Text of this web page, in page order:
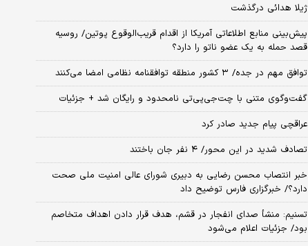
ژیلا هدائی درگذشت
پیش‌بینی منابع اطلاعاتی آمریکا از اقدام قریب‌الوقوع پوتین/ روسیه
قصد حمله به یک عضو ناتو را دارد؟
توافق مهم در جده/ ۳ کشور منطقه توافقنامه نظامی امضا می‌کنند
گفت‌وگوی متنی با چت‌جی‌پی‌تی نامحدود و رایگان شد + جزئیات
عراقچی پیام جدید صادر کرد
تصادف شدید در این محور/ ۴ نفر جان باختند
خبر انتصاب محسن رضایی به دبیری شورای عالی امنیت ملی صحت
دارد؟/ خبرگزاری فارس توضیح داد
تسنیم: منشأ صدای انفجار در قشم، هدف قرار دادن اهداف متخاصم
بود/ جزئیات اعلام می‌شود